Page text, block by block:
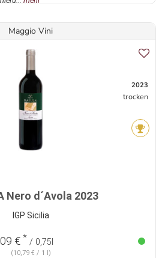
Maggio Vini
2023
trocken
Nero d´Avola 2023
IGP Sicilia
€ * / 0,75l
(10,79 € / 1 l)